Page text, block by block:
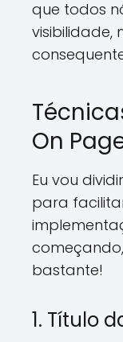
que todos
visibilidade,
On
Eu vou
para
bastante!
1. Título